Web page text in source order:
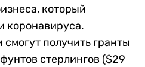
который
коронавируса.
получить гранты
стерлингов ($29